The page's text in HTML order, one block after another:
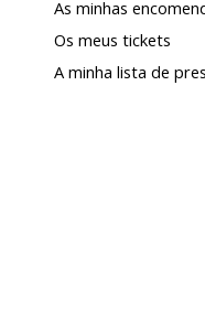
As minhas
Os meus tickets
A minha lista de